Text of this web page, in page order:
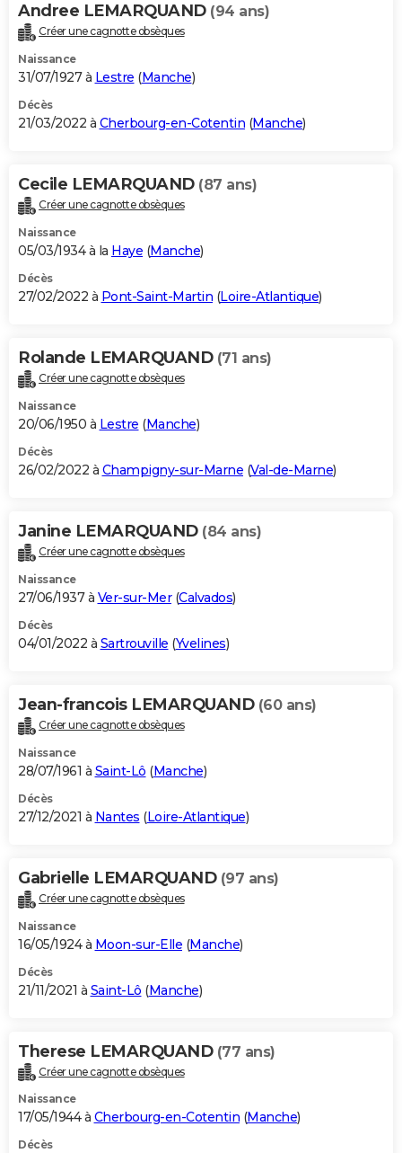
Andree LEMARQUAND (94 ans)
Créer une cagnotte obsèques
Naissance
31/07/1927 à Lestre (Manche)
Décès
21/03/2022 à Cherbourg-en-Cotentin (Manche)
Cecile LEMARQUAND (87 ans)
Créer une cagnotte obsèques
Naissance
05/03/1934 à la Haye (Manche)
Décès
27/02/2022 à Pont-Saint-Martin (Loire-Atlantique)
Rolande LEMARQUAND (71 ans)
Créer une cagnotte obsèques
Naissance
20/06/1950 à Lestre (Manche)
Décès
26/02/2022 à Champigny-sur-Marne (Val-de-Marne)
Janine LEMARQUAND (84 ans)
Créer une cagnotte obsèques
Naissance
27/06/1937 à Ver-sur-Mer(Calvados)
Décès
04/01/2022 à Sartrouville (Yvelines)
Jean-francois LEMARQUAND (60 ans)
Créer une cagnotte obsèques
Naissance
28/07/1961 à Saint-Lô (Manche)
Décès
27/12/2021 à Nantes (Loire-Atlantique)
Gabrielle LEMARQUAND (97 ans)
Créer une cagnotte obsèques
Naissance
16/05/1924 à Moon-sur-Elle (Manche)
Décès
21/11/2021 à Saint-Lô (Manche)
Therese LEMARQUAND (77 ans)
Créer une cagnotte obsèques
Naissance
17/05/1944 à Cherbourg-en-Cotentin (Manche)
Décès